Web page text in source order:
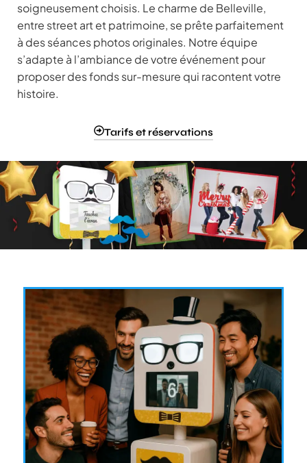
soigneusement choisis. Le charme de Belleville,
entre street art et patrimoine, se prête parfaitement
à des séances photos originales. Notre équipe
s’adapte à l’ambiance de votre événement pour
proposer des fonds sur-mesure qui racontent votre
histoire.
Tarifs et réservations